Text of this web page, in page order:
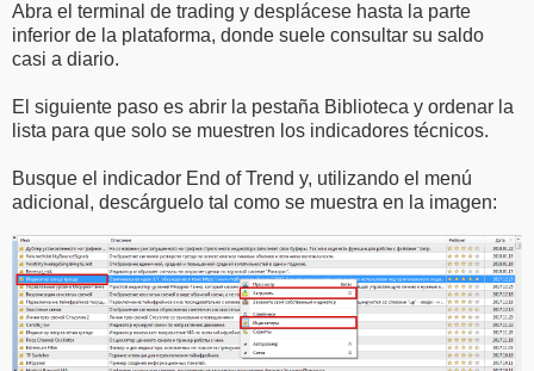
Abra el terminal de trading y desplácese hasta la parte
inferior de la plataforma, donde suele consultar su saldo
casi a diario.
El siguiente paso es abrir la pestaña Biblioteca y ordenar la
lista para que solo se muestren los indicadores técnicos.
Busque el indicador End of Trend y, utilizando el menú
adicional, descárguelo tal como se muestra en la imagen: